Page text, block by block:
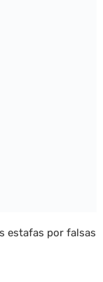
estafas por falsas